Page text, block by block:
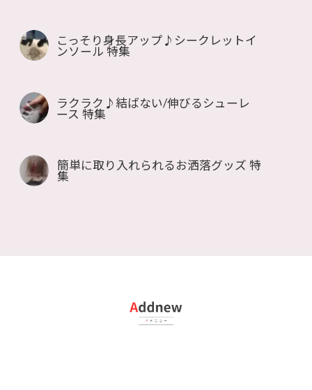
こっそり身長アップ♪シークレットイ
ンソール 特集
ラクラク♪結ばない/伸びるシューレ
ース 特集
簡単に取り入れられるお洒落グッズ 特
集